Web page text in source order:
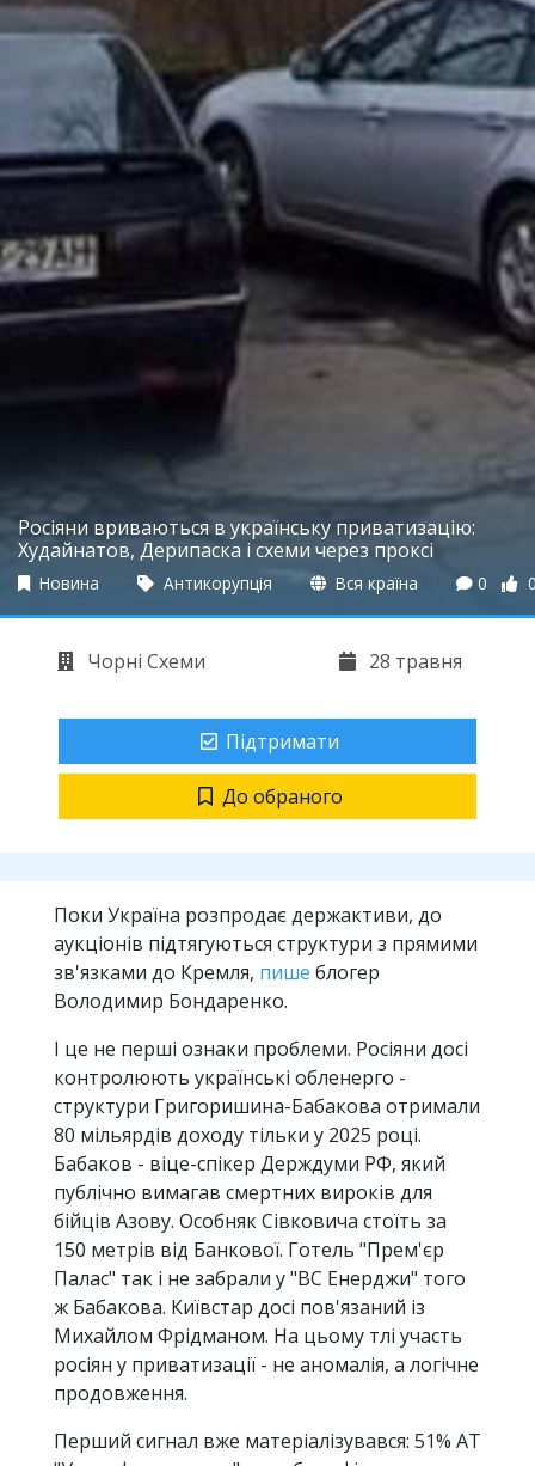
Росіяни вриваються в українську приватизацію:
Худайнатов, Дерипаска і схеми через проксі
Новина Антикорупція Вся країна 0
Чорні Схеми 28 травня
Підтримати
До обраного
Поки Україна розпродає держактиви, до
аукціонів підтягуються структури з прямими
зв'язками до Кремля, пише блогер
Володимир Бондаренко.
І це не перші ознаки проблеми. Росіяни досі
контролюють українські обленерго -
структури Григоришина-Бабакова отримали
80 мільярдів доходу тільки у 2025 році.
Бабаков - віце-спікер Держдуми РФ, який
публічно вимагав смертних вироків для
бійців Азову. Особняк Сівковича стоїть за
150 метрів від Банкової. Готель "Прем'єр
Палас" так і не забрали у "ВС Енерджи" того
ж Бабакова. Київстар досі пов'язаний із
Михайлом Фрідманом. На цьому тлі участь
росіян у приватизації - не аномалія, а логічне
продовження.
Перший сигнал вже матеріалізувався: 51% АТ